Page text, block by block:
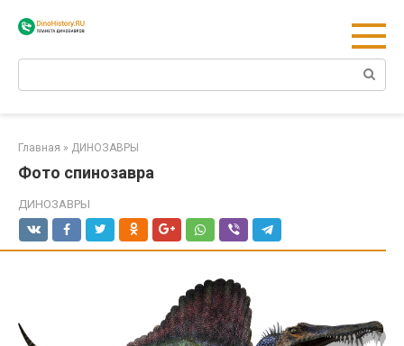
Главная » ДИНОЗАВРЫ
Фото спинозавра
ДИНОЗАВРЫ